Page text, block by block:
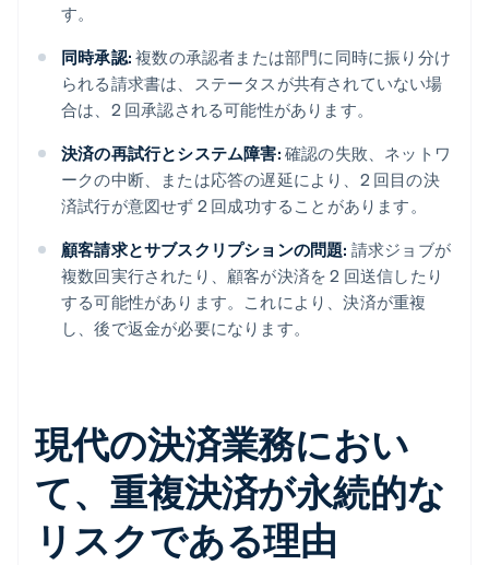
す。
同時承認: 複数の承認者または部門に同時に振り分け
られる請求書は、ステータスが共有されていない場
合は、2 回承認される可能性があります。
決済の再試行とシステム障害: 確認の失敗、ネットワ
ークの中断、または応答の遅延により、2 回目の決
済試行が意図せず 2 回成功することがあります。
顧客請求とサブスクリプションの問題: 請求ジョブが
複数回実行されたり、顧客が決済を 2 回送信したり
する可能性があります。これにより、決済が重複
し、後で返金が必要になります。
現代の決済業務におい
て、重複決済が永続的な
リスクである理由